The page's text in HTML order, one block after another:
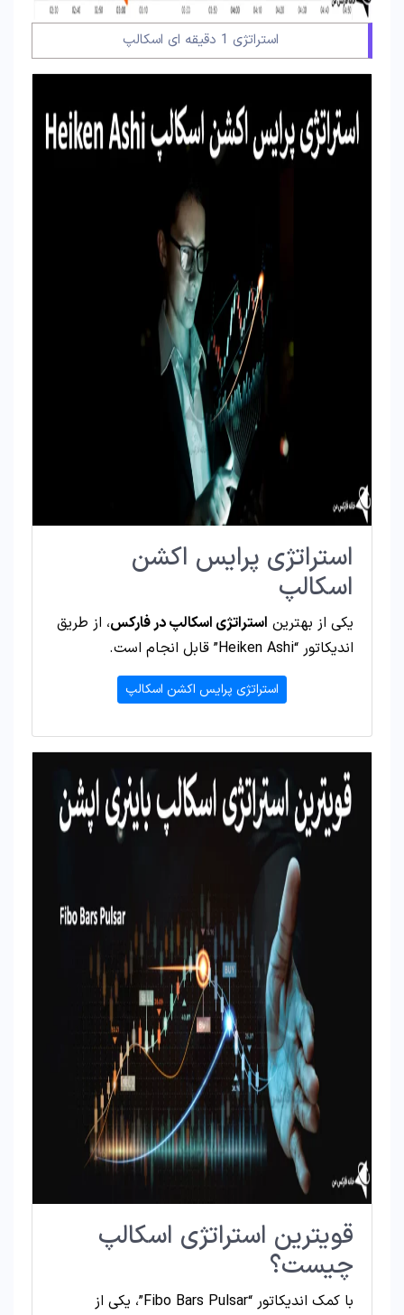
استراتژی 1 دقیقه ای اسکالپ
استراتژی پرایس اکشن
اسکالپ
یکی از بهترین استراتژی اسکالپ در فارکس، از طریق
اندیکاتور “Heiken Ashi” قابل انجام است.
استراتژی پرایس اکشن اسکالپ
قویترین استراتژی اسکالپ
چیست؟
با کمک اندیکاتور “Fibo Bars Pulsar”، یکی از